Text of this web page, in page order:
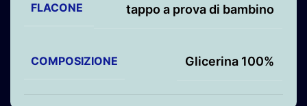
FLACONE tappo a prova di bambino
COMPOSIZIONE Glicerina 100%